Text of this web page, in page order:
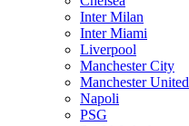
Inter Milan
Inter Miami
Liverpool
Manchester City
Manchester United
Napoli
PSG